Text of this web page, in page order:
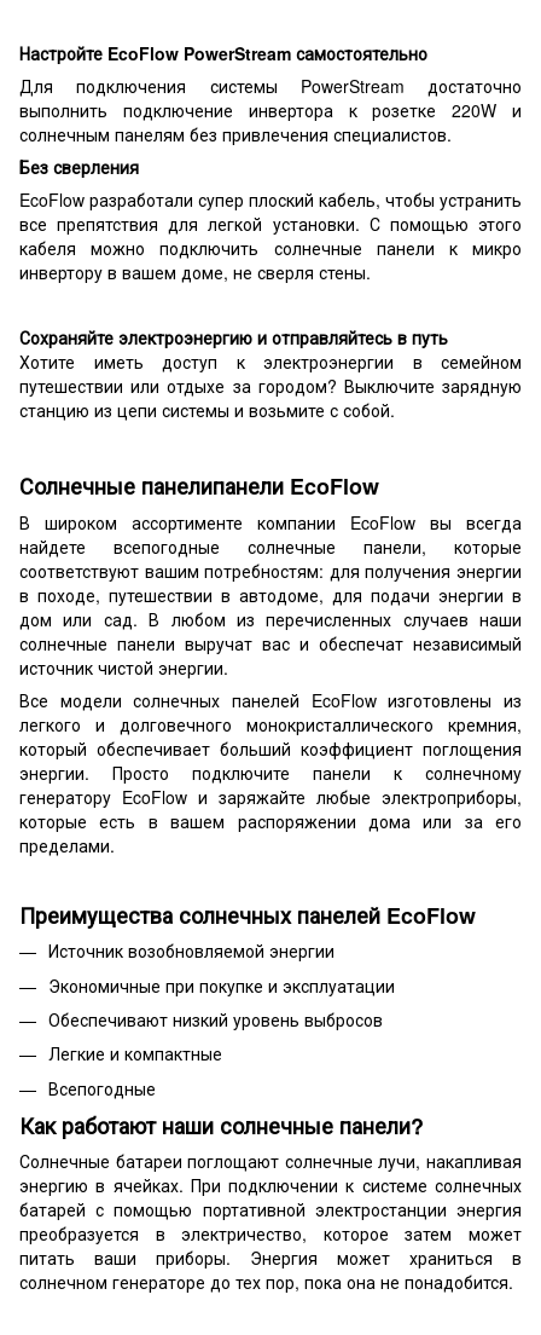
Настройте EcoFlow PowerStream самостоятельно
Для подключения системы PowerStream достаточно
выполнить подключение инвертора к розетке 220W и
солнечным панелям без привлечения специалистов.
Без сверления
EcoFlow разработали супер плоский кабель, чтобы устранить
все препятствия для легкой установки. С помощью этого
кабеля можно подключить солнечные панели к микро
инвертору в вашем доме, не сверля стены.
Сохраняйте электроэнергию и отправляйтесь в путь
Хотите иметь доступ к электроэнергии в семейном
путешествии или отдыхе за городом? Выключите зарядную
станцию ​​из цепи системы и возьмите с собой.
Солнечные панелипанели EcoFlow
В широком ассортименте компании EcoFlow вы всегда
найдете всепогодные солнечные панели, которые
соответствуют вашим потребностям: для получения энергии
в походе, путешествии в автодоме, для подачи энергии в
дом или сад. В любом из перечисленных случаев наши
солнечные панели выручат вас и обеспечат независимый
источник чистой энергии.
Все модели солнечных панелей EcoFlow изготовлены из
легкого и долговечного монокристаллического кремния,
который обеспечивает больший коэффициент поглощения
энергии. Просто подключите панели к солнечному
генератору EcoFlow и заряжайте любые электроприборы,
которые есть в вашем распоряжении дома или за его
пределами.
Преимущества солнечных панелей EcoFlow
Источник возобновляемой энергии
Экономичные при покупке и эксплуатации
Обеспечивают низкий уровень выбросов
Легкие и компактные
Всепогодные
Как работают наши солнечные панели?
Солнечные батареи поглощают солнечные лучи, накапливая
энергию в ячейках. При подключении к системе солнечных
батарей с помощью портативной электростанции энергия
преобразуется в электричество, которое затем может
питать ваши приборы. Энергия может храниться в
солнечном генераторе до тех пор, пока она не понадобится.